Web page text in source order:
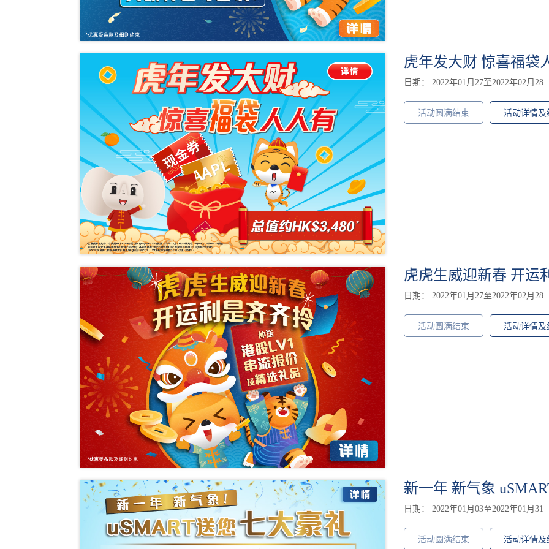
虎年发大财 惊喜福袋
日期： 2022年01月27至2022年02月28
活动圆满结束 活动详情及
虎虎生威迎新春 开运
日期： 2022年01月27至2022年02月28
活动圆满结束 活动详情及
新一年 新气象
日期： 2022年01月03至2022年01月31
活动圆满结束 活动详情及